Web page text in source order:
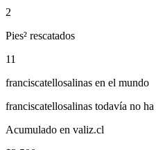
2
Pies² rescatados
11
franciscatellosalinas en el mundo
franciscatellosalinas todavía no ha
Acumulado en valiz.cl